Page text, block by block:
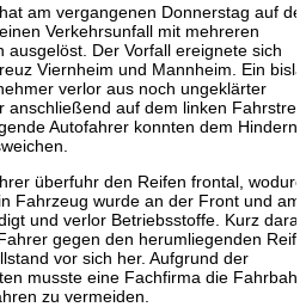
am vergangenen Donnerstag auf
Verkehrsunfall mit mehreren
ausgelöst. Der Vorfall ereignete sich
Viernheim und Mannheim. Ein
verlor aus noch ungeklärter
anschließend auf dem linken
Autofahrer konnten dem
überfuhr den Reifen frontal,
Fahrzeug wurde an der Front und am
und verlor Betriebsstoffe. Kurz
gegen den herumliegenden
vor sich her. Aufgrund der
musste eine Fachfirma die Fahrbahn
zu vermeiden.